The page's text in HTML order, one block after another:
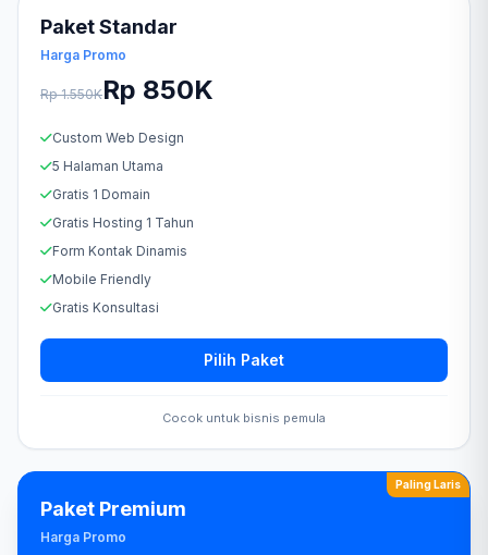
Paket Standar
Harga Promo
Rp 1.550KRp 850K
Custom Web Design
5 Halaman Utama
Gratis 1 Domain
Gratis Hosting 1 Tahun
Form Kontak Dinamis
Mobile Friendly
Gratis Konsultasi
Pilih Paket
Cocok untuk bisnis pemula
Paling Laris
Paket Premium
Harga Promo